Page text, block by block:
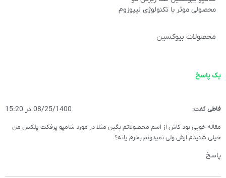
محصولی موثر با تکنولوژی لیپوزوم
محصولات بیوکسین
یک پاسخ
فاطیگفت: 08/25/1400 در 15:20
مقاله خوبی بود کاش از اسم محصولاتم بگین مثلا در مورد شامپو پرفکت پلکس من
خیلی شنیدم ازش ولی نمیدونم بخرم یانه؟
پاسخ